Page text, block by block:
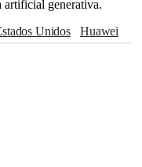
artificial generativa.
Estados Unidos
Huawei